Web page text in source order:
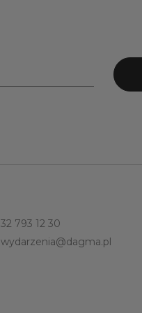
32 793 12 30
wydarzenia@dagma.pl